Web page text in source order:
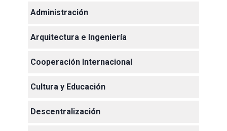
Administración
Arquitectura e Ingeniería
Cooperación Internacional
Cultura y Educación
Descentralización